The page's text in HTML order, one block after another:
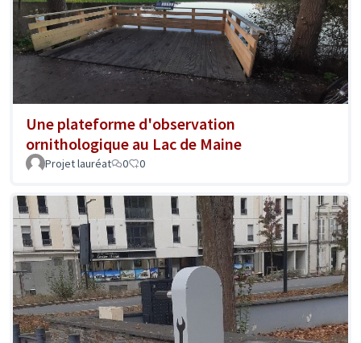
Une plateforme d'observation
ornithologique au Lac de Maine
Projet lauréat 0 0